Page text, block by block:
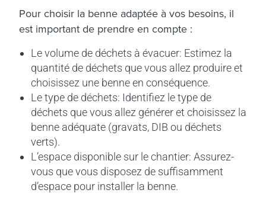
Pour choisir la benne adaptée à vos besoins, il
est important de prendre en compte :
Le volume de déchets à évacuer: Estimez la
quantité de déchets que vous allez produire et
choisissez une benne en conséquence.
Le type de déchets: Identifiez le type de
déchets que vous allez générer et choisissez la
benne adéquate (gravats, DIB ou déchets
verts).
L’espace disponible sur le chantier: Assurez-
vous que vous disposez de suffisamment
d’espace pour installer la benne.